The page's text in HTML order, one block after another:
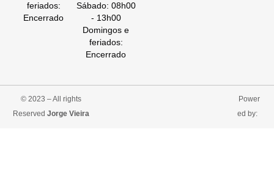
feriados:
Encerrado
Sábado: 08h00
- 13h00
Domingos e
feriados:
Encerrado
© 2023 – All rights
ReservedJorge Vieira
Power
ed by: